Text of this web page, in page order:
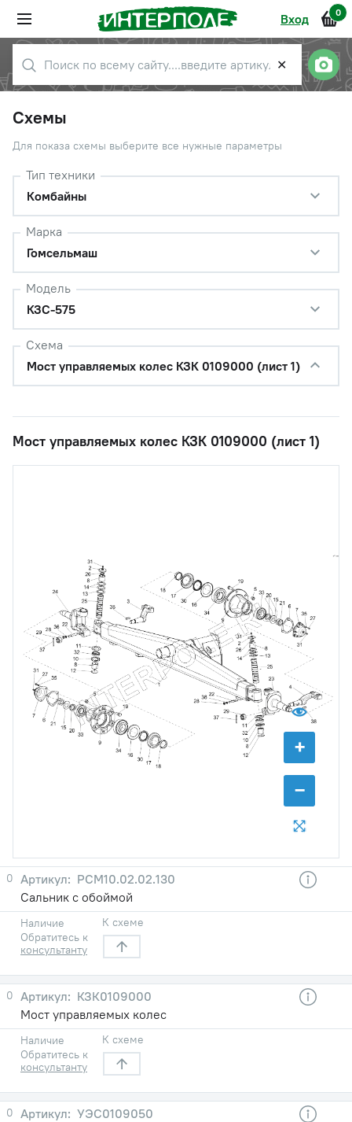
Вход 0
✕
Схемы
Для показа схемы выберите все нужные параметры
Тип техники
Комбайны
Марка
Гомсельмаш
Модель
КЗС-575
Схема
Мост управляемых колес КЗК 0109000 (лист 1)
Мост управляемых колес КЗК 0109000 (лист 1)
+
−
0
РСМ10.02.02.130
Сальник с обоймой
Наличие
Обратитесь к
консультанту
К схеме
0
КЗК0109000
Мост управляемыx колес
Наличие
Обратитесь к
консультанту
К схеме
0
УЭС0109050